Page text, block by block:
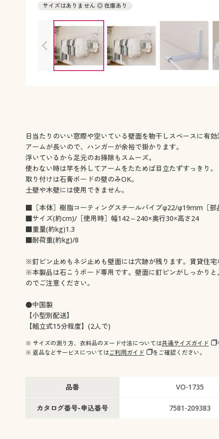
サイズはありません ◎ 在庫あり
日当たりのいい窓際や空いている壁面を物干しスペースに有効
アームが長いので、ハンガーが余裕で掛かります。
浮いているから足元のお掃除もスムーズ。
使わない時は竿を外してアームをたためば目立たずすっきり。
取り付けは石膏ボードの壁のみOK。
土壁や木壁には使用できません。
■［本体］樹脂コーティングスチールパイプφ22/φ19mm［部
■サイズ(約cm)/［使用時］幅142～240×奥行30×高さ24
■重量(約kg)1.3
■耐荷重(約kg)/8
※釘ピン止めもネジ止めも壁面には穴跡が残ります。賃貸住
※本製品は石こうボード専用です。壁面に釘ピンがしっかり
のでご注意ください。
●中国製
【小型別配送】
【組立式15分程度】(2人で)
※ サイズの測り方、衣料品のヌード寸法については共通サイズガイド
※ 返品などサービスについてはご利用ガイド をご確認ください。
品番 VO-1735
カタログ番号-申込番号 7581-209383